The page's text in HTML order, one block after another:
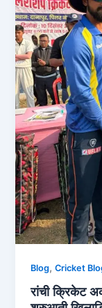
Blog,Cricket
रांची क्रिकेट